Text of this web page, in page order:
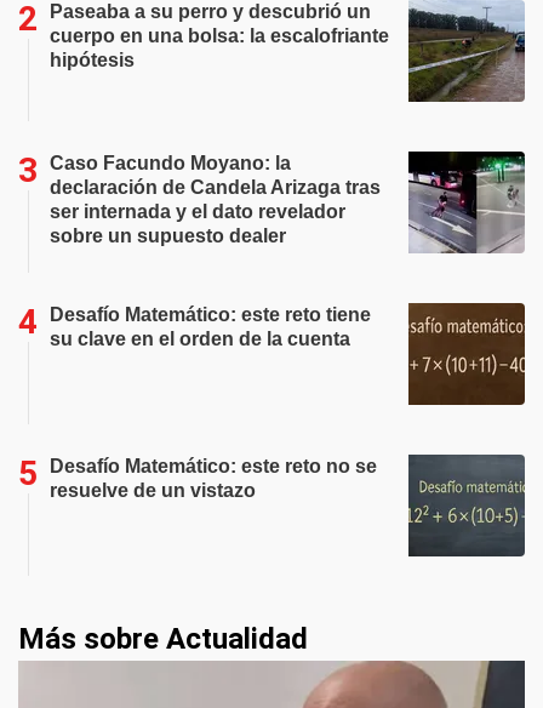
Paseaba a su perro y descubrió un
cuerpo en una bolsa: la escalofriante
hipótesis
Caso Facundo Moyano: la
declaración de Candela Arizaga tras
ser internada y el dato revelador
sobre un supuesto dealer
Desafío Matemático: este reto tiene
su clave en el orden de la cuenta
Desafío Matemático: este reto no se
resuelve de un vistazo
Más sobre Actualidad